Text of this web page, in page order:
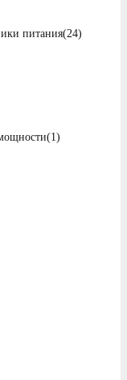
питания(24)
(1)